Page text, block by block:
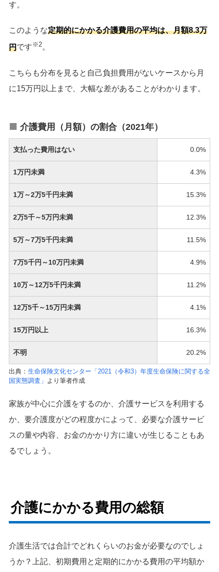
す。
このような定期的にかかる介護費用の平均は、月額8.3万
円です ※2。
こちらも分布を見ると自己負担費用がないケースから月
に15万円以上まで、大幅な差があることがわかります。
介護費用（月額）の割合（2021年）
支払った費用はない 0.0%
1万円未満 4.3%
1万～2万5千円未満 15.3%
2万5千～5万円未満 12.3%
5万～7万5千円未満 11.5%
7万5千円～10万円未満 4.9%
10万～12万5千円未満 11.2%
12万5千～15万円未満 4.1%
15万円以上 16.3%
不明 20.2%
出典： 生命保険文化センター「2021（令和3）年度生命保険に関する全
国実態調査」 より筆者作成
家族が中心に介護をするのか、介護サービスを利用する
か、要介護度がどの程度かによって、必要な介護サービ
スの量や内容、お金のかかり方に違いが生じることもあ
るでしょう。
介護にかかる費用の総額
介護生活では合計でどれくらいのお金が必要なのでしょ
うか？上記、初期費用と定期的にかかる費用の平均額か